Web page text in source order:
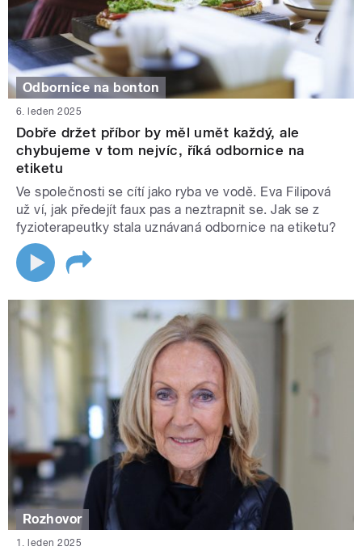
Odbornice na bonton
6. leden 2025
Dobře držet příbor by měl umět každý, ale
chybujeme v tom nejvíc, říká odbornice na
etiketu
Ve společnosti se cítí jako ryba ve vodě. Eva Filipová
už ví, jak předejít faux pas a neztrapnit se. Jak se z
fyzioterapeutky stala uznávaná odbornice na etiketu?
Rozhovor
1. leden 2025